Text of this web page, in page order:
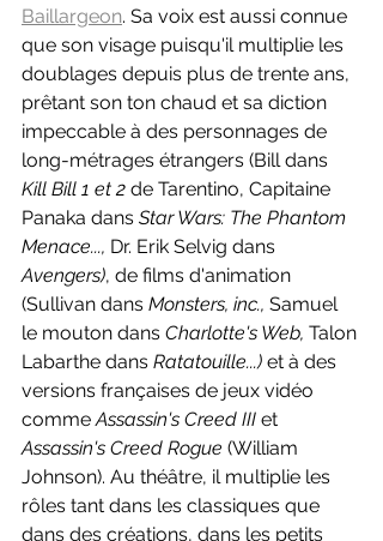
Baillargeon. Sa voix est aussi connue
que son visage puisqu'il multiplie les
doublages depuis plus de trente ans,
prêtant son ton chaud et sa diction
impeccable à des personnages de
long-métrages étrangers (Bill dans
Kill Bill 1 et 2 de Tarentino, Capitaine
Panaka dans Star Wars: The Phantom
Menace..., Dr. Erik Selvig dans
Avengers), de films d'animation
(Sullivan dans Monsters, inc., Samuel
le mouton dans Charlotte's Web, Talon
Labarthe dans Ratatouille...) et à des
versions françaises de jeux vidéo
comme Assassin's Creed III et
Assassin's Creed Rogue (William
Johnson). Au théâtre, il multiplie les
rôles tant dans les classiques que
dans des créations, dans les petits